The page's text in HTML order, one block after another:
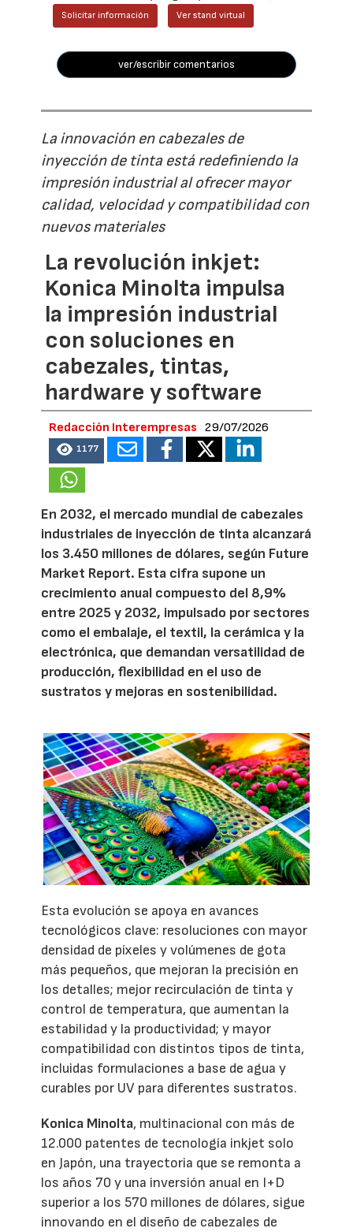
Solicitar información Ver stand virtual
ver/escribir comentarios
La innovación en cabezales de
inyección de tinta está redefiniendo la
impresión industrial al ofrecer mayor
calidad, velocidad y compatibilidad con
nuevos materiales
La revolución inkjet:
Konica Minolta impulsa
la impresión industrial
con soluciones en
cabezales, tintas,
hardware y software
Redacción Interempresas 29/07/2026
1177
En 2032, el mercado mundial de cabezales
industriales de inyección de tinta alcanzará
los 3.450 millones de dólares, según Future
Market Report. Esta cifra supone un
crecimiento anual compuesto del 8,9%
entre 2025 y 2032, impulsado por sectores
como el embalaje, el textil, la cerámica y la
electrónica, que demandan versatilidad de
producción, flexibilidad en el uso de
sustratos y mejoras en sostenibilidad.
Esta evolución se apoya en avances
tecnológicos clave: resoluciones con mayor
densidad de píxeles y volúmenes de gota
más pequeños, que mejoran la precisión en
los detalles; mejor recirculación de tinta y
control de temperatura, que aumentan la
estabilidad y la productividad; y mayor
compatibilidad con distintos tipos de tinta,
incluidas formulaciones a base de agua y
curables por UV para diferentes sustratos.
Konica Minolta, multinacional con más de
12.000 patentes de tecnología inkjet solo
en Japón, una trayectoria que se remonta a
los años 70 y una inversión anual en I+D
superior a los 570 millones de dólares, sigue
innovando en el diseño de cabezales de